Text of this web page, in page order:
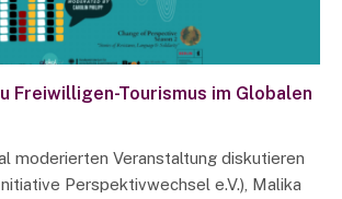
Freiwilligen-Tourismus im Globalen
moderierten Veranstaltung diskutieren
Perspektivwechsel e.V.), Malika